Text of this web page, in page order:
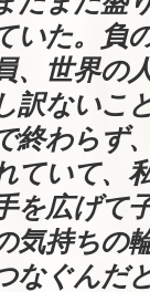
いた。負
、世界の
訳ないこ
終わらず
ていて、
を広げて
気持ちの
なぐんだ